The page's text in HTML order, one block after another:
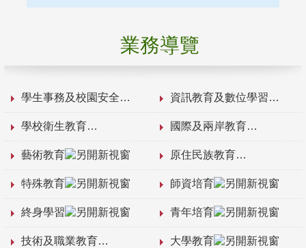
業務導覽
學生事務及校園安全 資訊教育及數位學習
學校衛生教育 國際及兩岸教育
藝術教育 原住民族教育
特殊教育 師資培育
終身學習 青年培育
技術及職業教育 大學教育